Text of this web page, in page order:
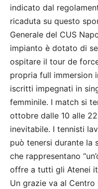
indicato dal
ricaduta su questo
Generale del CUS
impianto è dotato di
ospitare il tour de
propria full immersion
iscritti impegnati in
femminile. I match si
ottobre dalle 10 alle
inevitabile. I tennisti
può tenersi durante la
che rappresentano
offre a tutti gli Atenei
Un grazie va al